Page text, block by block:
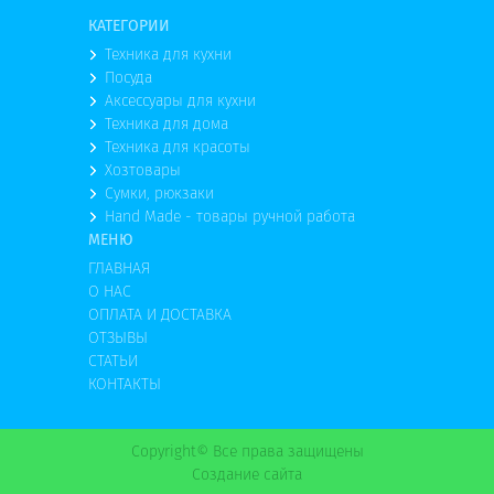
КАТЕГОРИИ
Техника для кухни
Посуда
Аксессуары для кухни
Техника для дома
Техника для красоты
Хозтовары
Сумки, рюкзаки
Hand Made - товары ручной работа
МЕНЮ
ГЛАВНАЯ
О НАС
ОПЛАТА И ДОСТАВКА
ОТЗЫВЫ
СТАТЬИ
КОНТАКТЫ
Copyright© Все права защищены
Создание сайта